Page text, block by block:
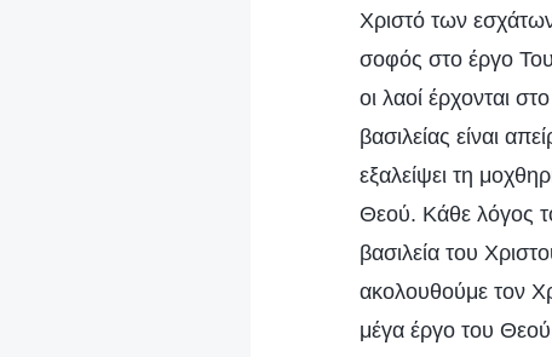
Χριστό των
σοφός στο έργο
οι λαοί έρχονται
βασιλείας είναι
εξαλείψει τη
Θεού. Κάθε λόγος
βασιλεία του
ακολουθούμε τον
μέγα έργο του Θεού